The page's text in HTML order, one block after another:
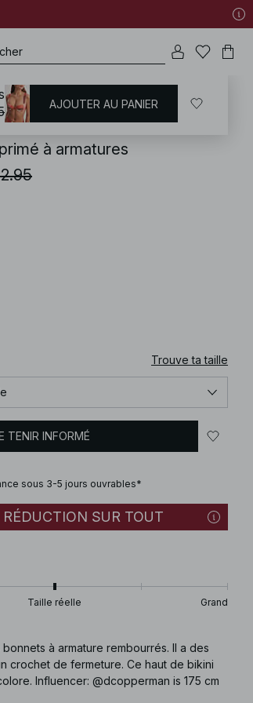
Bikinis Hauts de maillots / Hauts de bikini à armatures
à armatures
Trouve ta taille
TENIR INFORMÉ
sous 3-5 jours ouvrables*
SUR TOUT
Taille réelle Grand
à armature rembourrés. Il a des
crochet de fermeture. Ce haut de bikini
Influencer: @dcopperman is 175 cm
70B (UK 32B, US 32A).
AJOUTER AU PANIER